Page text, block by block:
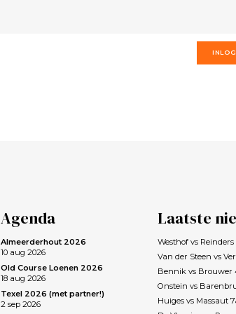
Agenda
Almeerderhout 2026
10 aug 2026
Old Course Loenen 2026
18 aug 2026
Texel 2026 (met partner!)
2 sep 2026
Laatste
Westhof vs
Van der Steen vs
Bennik vs Brouwer
Onstein vs
Huiges vs Massaut